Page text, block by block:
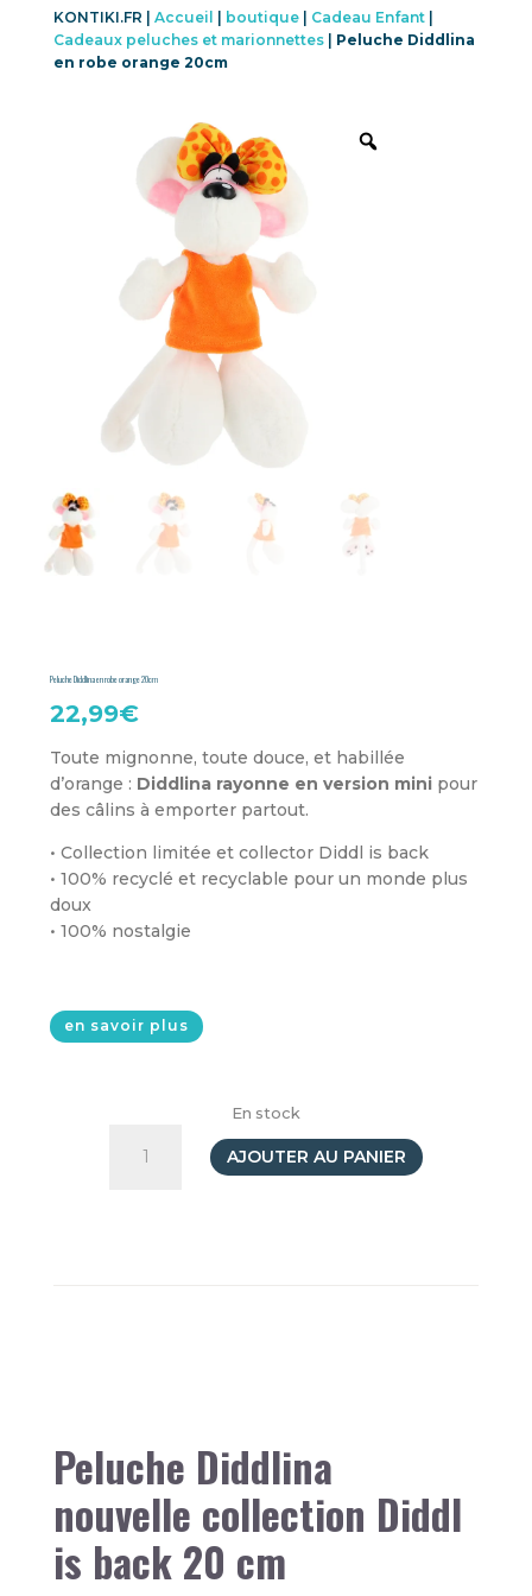
KONTIKI.FR | Accueil boutique| Cadeau Enfant|
Cadeaux peluches et marionnettes| Peluche Diddlina
en robe orange 20cm
Peluche Diddlina en robe orange 20cm
22,99€
Toute mignonne, toute douce, et habillée
d’orange : Diddlina rayonne en version mini pour
des câlins à emporter partout.
• Collection limitée et collector Diddl is back
• 100% recyclé et recyclable pour un monde plus
doux
• 100% nostalgie
en savoir plus
En stock
AJOUTER AU PANIER
Peluche Diddlina
nouvelle collection Diddl
is back 20 cm